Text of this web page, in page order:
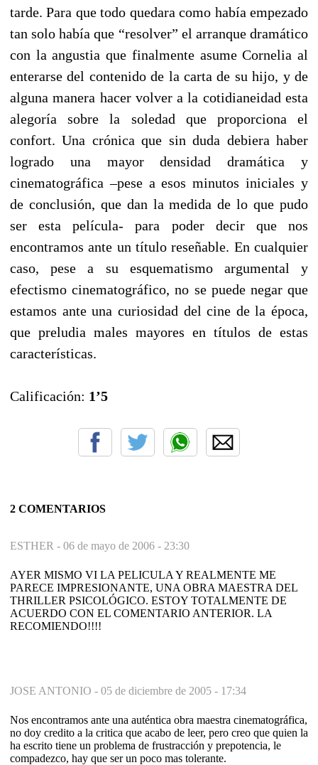
tarde. Para que todo quedara como había empezado
tan solo había que “resolver” el arranque dramático
con la angustia que finalmente asume Cornelia al
enterarse del contenido de la carta de su hijo, y de
alguna manera hacer volver a la cotidianeidad esta
alegoría sobre la soledad que proporciona el
confort. Una crónica que sin duda debiera haber
logrado una mayor densidad dramática y
cinematográfica –pese a esos minutos iniciales y
de conclusión, que dan la medida de lo que pudo
ser esta película- para poder decir que nos
encontramos ante un título reseñable. En cualquier
caso, pese a su esquematismo argumental y
efectismo cinematográfico, no se puede negar que
estamos ante una curiosidad del cine de la época,
que preludia males mayores en títulos de estas
características.
Calificación: 1’5
2 COMENTARIOS
ESTHER - 06 de mayo de 2006 - 23:30
AYER MISMO VI LA PELICULA Y REALMENTE ME
PARECE IMPRESIONANTE, UNA OBRA MAESTRA DEL
THRILLER PSICOLÓGICO. ESTOY TOTALMENTE DE
ACUERDO CON EL COMENTARIO ANTERIOR. LA
RECOMIENDO!!!!
JOSE ANTONIO - 05 de diciembre de 2005 - 17:34
Nos encontramos ante una auténtica obra maestra cinematográfica,
no doy credito a la critica que acabo de leer, pero creo que quien la
ha escrito tiene un problema de frustracción y prepotencia, le
compadezco, hay que ser un poco mas tolerante.